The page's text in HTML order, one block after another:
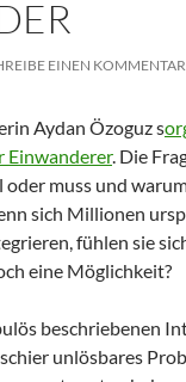
EINEN KOMMENTAR
Aydan Özoguz s
Einwanderer. Die
muss und
sich Millionen
fühlen sie
eine Möglichkeit?
beschriebenen
unlösbares